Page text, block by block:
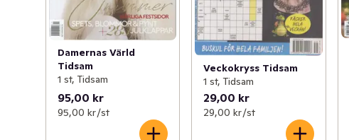
Damernas Värld
Tidsam
1 st, Tidsam
95,00 kr
95,00 kr /st
Veckokryss Tidsam
1 st, Tidsam
29,00 kr
29,00 kr /st